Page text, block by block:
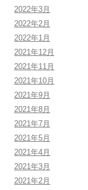
2022年3月
2022年2月
2022年1月
2021年12月
2021年11月
2021年10月
2021年9月
2021年8月
2021年7月
2021年5月
2021年4月
2021年3月
2021年2月